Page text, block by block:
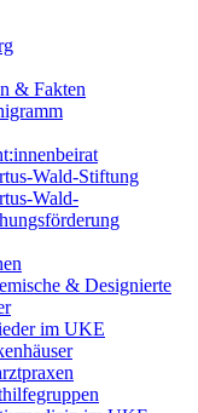
& Fakten
Wald-Stiftung
Wald-
& Designierte
im UKE